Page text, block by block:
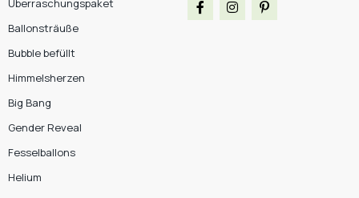
Überraschungspaket
Ballonsträuße
Bubble befüllt
Himmelsherzen
Big Bang
Gender Reveal
Fesselballons
Helium